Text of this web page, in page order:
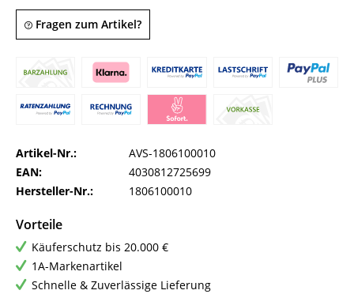
Fragen zum Artikel?
Artikel-Nr.:
AVS-1806100010
EAN:
4030812725699
Hersteller-Nr.:
1806100010
Vorteile
Käuferschutz bis 20.000 €
1A-Markenartikel
Schnelle & Zuverlässige Lieferung